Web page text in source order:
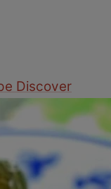
Discover